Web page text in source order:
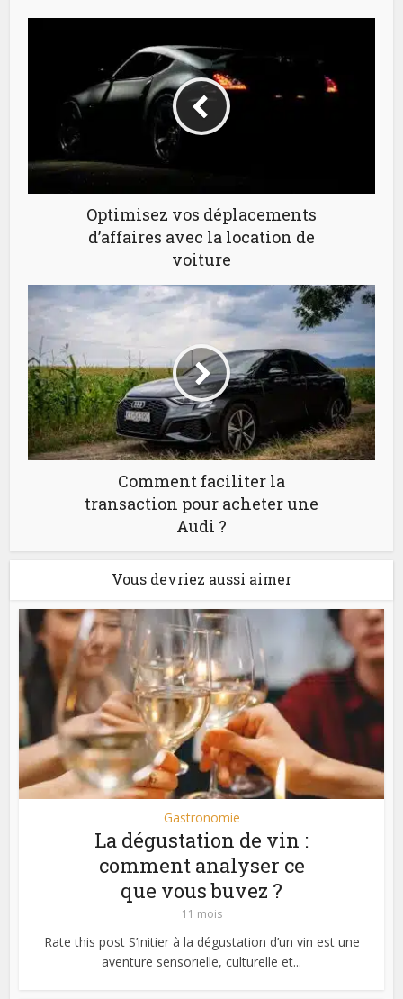
Optimisez vos déplacements
d’affaires avec la location de
voiture
Comment faciliter la
transaction pour acheter une
Audi ?
Vous devriez aussi aimer
Gastronomie
La dégustation de vin :
comment analyser ce
que vous buvez ?
11 mois
Rate this post S’initier à la dégustation d’un vin est une
aventure sensorielle, culturelle et...